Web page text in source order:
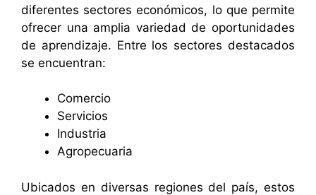
diferentes sectores económicos, lo que permite
ofrecer una amplia variedad de oportunidades
de aprendizaje. Entre los sectores destacados
se encuentran:
Comercio
Servicios
Industria
Agropecuaria
Ubicados en diversas regiones del país, estos